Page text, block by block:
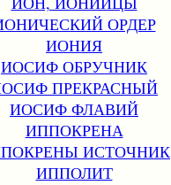
ОРДЕР
ИОНИЯ
ИОСИФ ОБРУЧНИК
ПРЕКРАСНЫЙ
ИОСИФ ФЛАВИЙ
ИППОКРЕНА
ИСТОЧНИК
ИППОЛИТ